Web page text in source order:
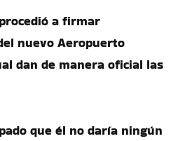
a firmar
nuevo Aeropuerto
dan de manera oficial las
que él no daría ningún